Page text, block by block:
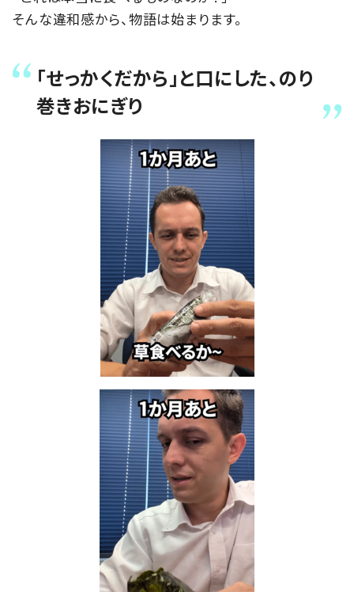
そんな違和感から、物語は始まります。
「せっかくだから」と口にした、のり
巻きおにぎり